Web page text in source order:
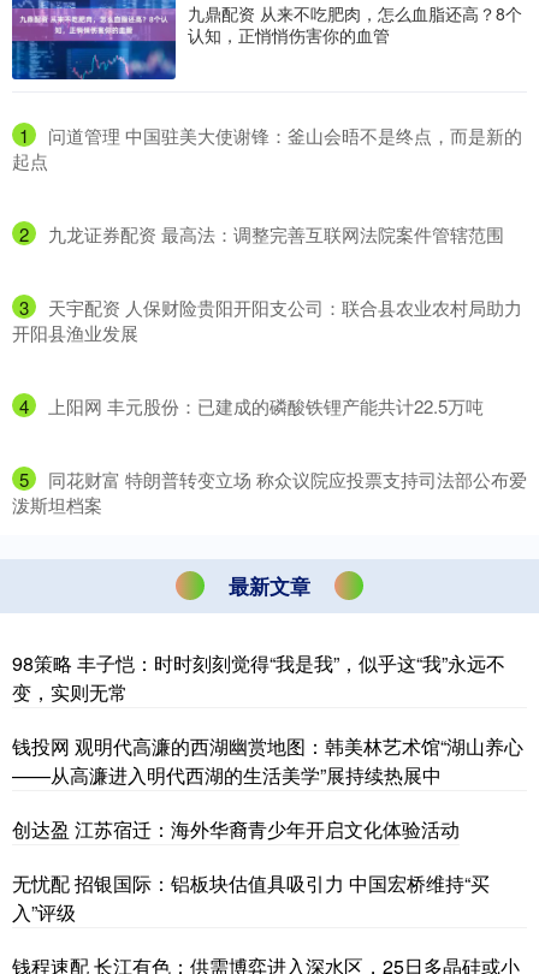
九鼎配资 从来不吃肥肉，怎么血脂还高？8个
认知，正悄悄伤害你的血管
1
​问道管理 中国驻美大使谢锋：釜山会晤不是终点，而是新的
起点
2 ​九龙证券配资 最高法：调整完善互联网法院案件管辖范围
3
​天宇配资 人保财险贵阳开阳支公司：联合县农业农村局助力
开阳县渔业发展
4 ​上阳网 丰元股份：已建成的磷酸铁锂产能共计22.5万吨
5
​同花财富 特朗普转变立场 称众议院应投票支持司法部公布爱
泼斯坦档案
最新文章
98策略 丰子恺：时时刻刻觉得“我是我”，似乎这“我”永远不
变，实则无常
钱投网 观明代高濂的西湖幽赏地图：韩美林艺术馆“湖山养心
——从高濂进入明代西湖的生活美学”展持续热展中
创达盈 江苏宿迁：海外华裔青少年开启文化体验活动
无忧配 招银国际：铝板块估值具吸引力 中国宏桥维持“买
入”评级
钱程速配 长江有色：供需博弈进入深水区，25日多晶硅或小